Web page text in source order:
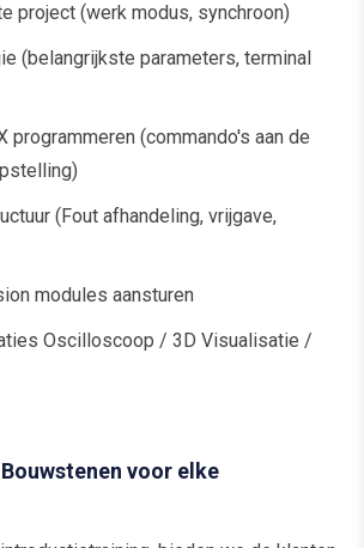
project (werk modus, synchroon)
(belangrijkste parameters, terminal
programmeren (commando's aan de
(Fout afhandeling, vrijgave,
modules aansturen
Oscilloscoop / 3D Visualisatie /
voor elke